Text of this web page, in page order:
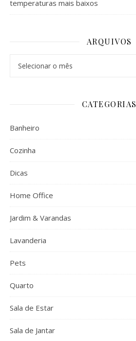
temperaturas mais baixos
ARQUIVOS
CATEGORIAS
Banheiro
Cozinha
Dicas
Home Office
Jardim & Varandas
Lavanderia
Pets
Quarto
Sala de Estar
Sala de Jantar